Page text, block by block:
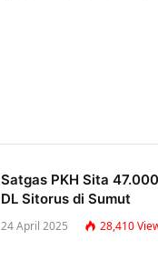
Satgas PKH Sita
DL Sitorus di Sumut
24 April 2025 28,410